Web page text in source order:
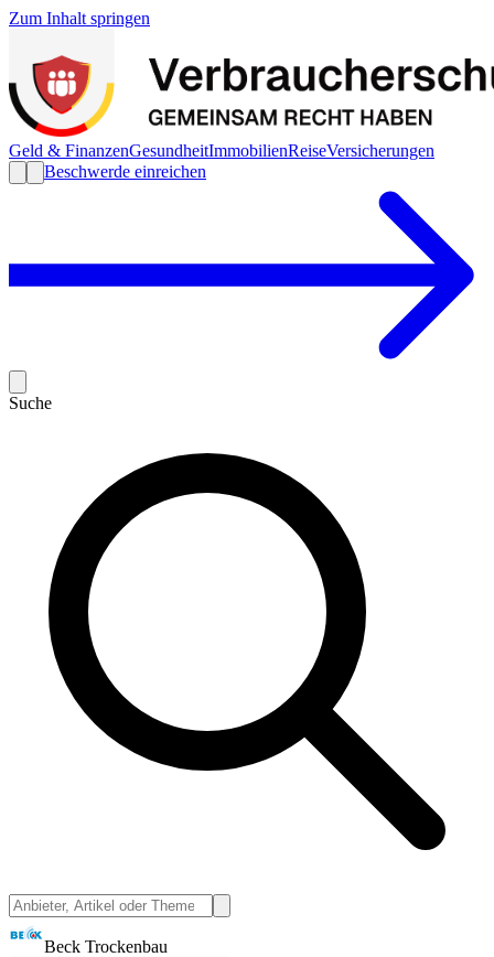
Zum Inhalt springen
Geld & FinanzenGesundheitImmobilienReiseVersicherungen
Beschwerde einreichen
Suche
Beck Trockenbau